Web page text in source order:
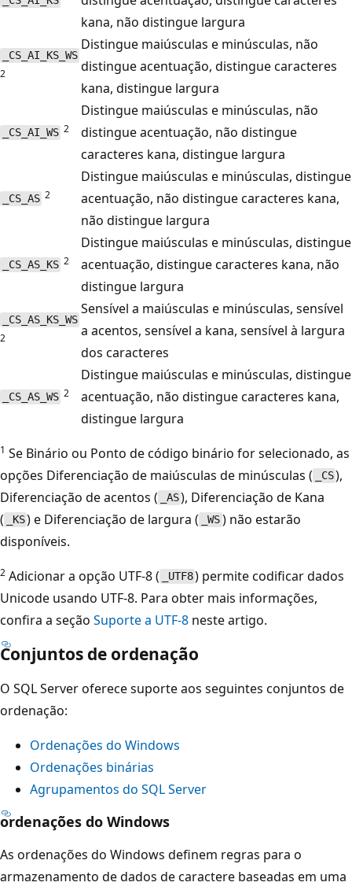
kana, não distingue largura
_CS_AI_KS_WS
2
Distingue maiúsculas e minúsculas, não
distingue acentuação, distingue caracteres
kana, distingue largura
_CS_AI_WS 2
Distingue maiúsculas e minúsculas, não
distingue acentuação, não distingue
caracteres kana, distingue largura
_CS_AS 2
Distingue maiúsculas e minúsculas, distingue
acentuação, não distingue caracteres kana,
não distingue largura
_CS_AS_KS 2
Distingue maiúsculas e minúsculas, distingue
acentuação, distingue caracteres kana, não
distingue largura
_CS_AS_KS_WS
2
Sensível a maiúsculas e minúsculas, sensível
a acentos, sensível a kana, sensível à largura
dos caracteres
_CS_AS_WS 2
Distingue maiúsculas e minúsculas, distingue
acentuação, não distingue caracteres kana,
distingue largura
1 Se Binário ou Ponto de código binário for selecionado, as
opções Diferenciação de maiúsculas de minúsculas (
_CS),
Diferenciação de acentos (
_AS), Diferenciação de Kana
(
_KS) e Diferenciação de largura ( _WS) não estarão
disponíveis.
2 Adicionar a opção UTF-8 ( _UTF8) permite codificar dados
Unicode usando UTF-8. Para obter mais informações,
confira a seção Suporte a UTF-8 neste artigo.
Conjuntos de ordenação
O SQL Server oferece suporte aos seguintes conjuntos de
ordenação:
Ordenações do Windows
Ordenações binárias
Agrupamentos do SQL Server
ordenações do Windows
As ordenações do Windows definem regras para o
armazenamento de dados de caractere baseadas em uma